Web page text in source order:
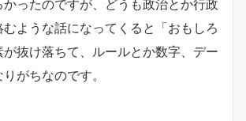
ったのですが、どうも政治とか行政
むような話になってくると「おもしろ
抜け落ちて、ルールとか数字、デー
がちなのです。